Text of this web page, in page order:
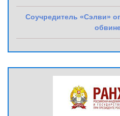
Соучредитель «Сэлви»